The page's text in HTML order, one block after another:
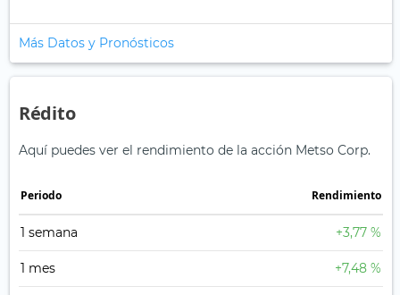
Más Datos y Pronósticos
Rédito
Aquí puedes ver el rendimiento de la acción Metso Corp.
Periodo Rendimiento
1 semana +3,77 %
1 mes +7,48 %